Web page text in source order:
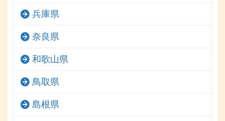
兵庫県
奈良県
和歌山県
鳥取県
島根県